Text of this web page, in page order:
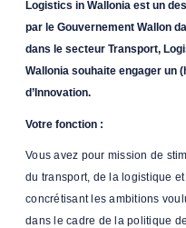
Logistics in Wallonia est un
par le Gouvernement Wallon
dans le secteur Transport,
Wallonia souhaite engager un
d’Innovation.
Votre fonction :
Vous avez pour mission de
du transport, de la logistique
concrétisant les ambitions
dans le cadre de la politique